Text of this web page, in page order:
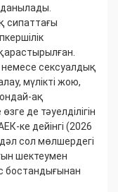
сипаттағы
сексуалдық
мүлікті жою,
ақ
де тәуелділігін
ке дейінгі (2026
сол мөлшердегі
шектеумен
бостандығынан